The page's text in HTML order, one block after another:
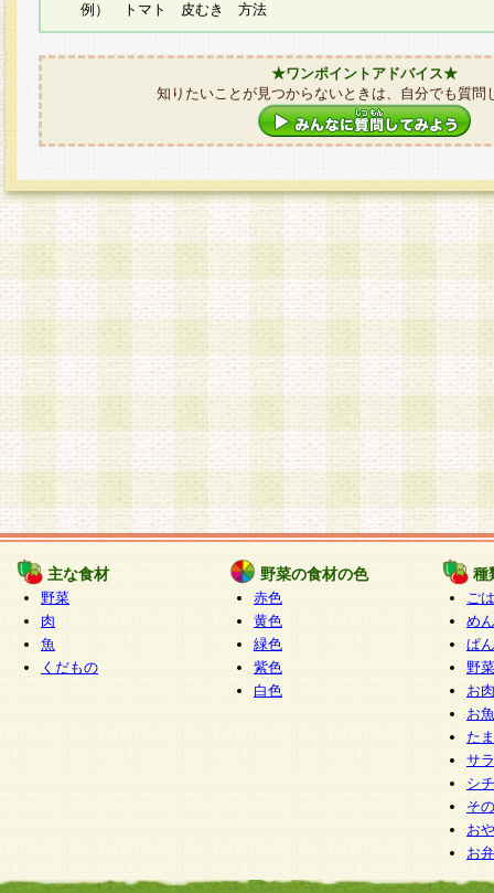
例） トマト 皮むき 方法
★ワンポイントアドバイス★
知りたいことが見つからないときは、自分でも質問
主な食材
野菜
肉
魚
くだもの
野菜の食材の色
赤色
黄色
緑色
紫色
白色
種
ご
めん
ぱん
野
お
お
た
サ
シ
そ
お
お